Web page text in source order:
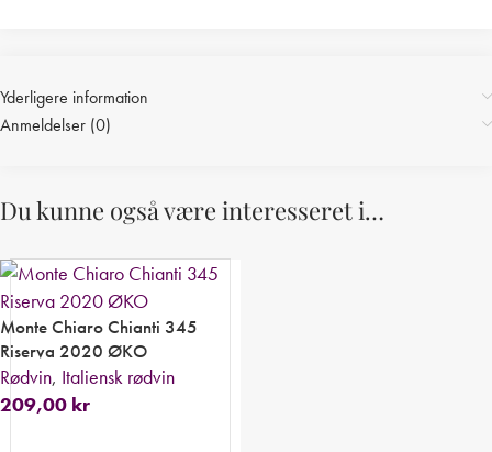
Yderligere information
Anmeldelser (0)
Du kunne også være interesseret i…
Monte Chiaro Chianti 345
Riserva 2020 ØKO
Rødvin, Italiensk rødvin
209,00 kr